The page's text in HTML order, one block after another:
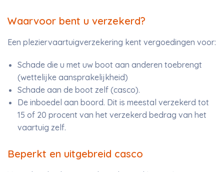
Waarvoor bent u verzekerd?
Een pleziervaartuigverzekering kent vergoedingen voor:
Schade die u met uw boot aan anderen toebrengt
(wettelijke aansprakelijkheid)
Schade aan de boot zelf (casco).
De inboedel aan boord. Dit is meestal verzekerd tot
15 of 20 procent van het verzekerd bedrag van het
vaartuig zelf.
Beperkt en uitgebreid casco